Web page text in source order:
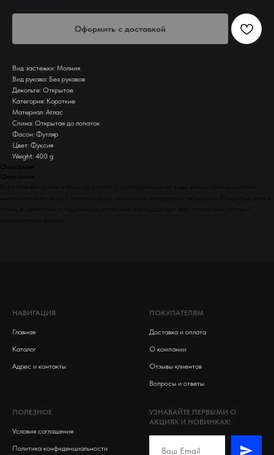
Оформить с доставкой
Вид застежки: Молния
Вид рукава: Без рукавов
Декольте: Открытое
Категория: Короткие
Материал: Атлас
Спина: Открытая до лопаток
Фасон: Футляр
Цвет: Фуксия
Weight: 400 g
Описание
Описание
Короткое вечернее платье из атласа с драпировками по всей длине. Линия декольте
выполнена наискось, с асимметрией, что сейчас невероятно актуально. Открытые руки и
плечи, в сочетании с переливами атласной ткани сделают вас загадочной гостьей
праздничного вечера
НАВИГАЦИЯ
Главная
Каталог
Адрес и контакты
ПОКУПАТЕЛЯМ
Доставка и оплата
О компании
Отзывы клиентов
Вопросы и ответы
ПОЛЕЗНОЕ
Условия соглашения
Политика конфиденциальности
УЗНАВАЙТЕ ПЕРВЫМИ О
АКЦИЯХ И НОВИНКАХ!